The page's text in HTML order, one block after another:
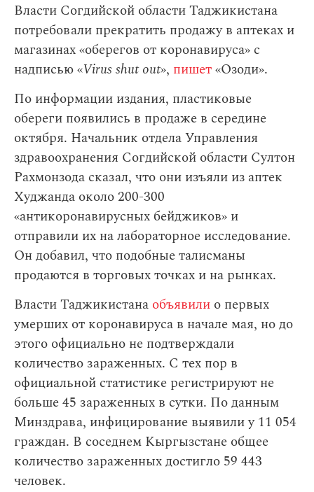
Власти Согдийской области Таджикистана
потребовали прекратить продажу в аптеках и
магазинах «оберегов от коронавируса» с
надписью «Virus shut out», пишет«Озоди».
По информации издания, пластиковые
обереги появились в продаже в середине
октября. Начальник отдела Управления
здравоохранения Согдийской области Султон
Рахмонзода сказал, что они изъяли из аптек
Худжанда около 200-300
«антикоронавирусных бейджиков» и
отправили их на лабораторное исследование.
Он добавил, что подобные талисманы
продаются в торговых точках и на рынках.
Власти Таджикистана объявили о первых
умерших от коронавируса в начале мая, но до
этого официально не подтверждали
количество зараженных. С тех пор в
официальной статистике регистрируют не
больше 45 зараженных в сутки. По данным
Минздрава, инфицирование выявили у 11 054
граждан. В соседнем Кыргызстане общее
количество зараженных достигло 59 443
человек.